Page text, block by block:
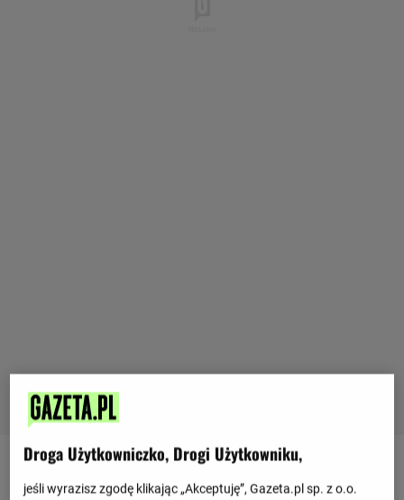
90+ 5'
William Saliba z Olympique Marsylia główkuje, jednak jest
Droga Użytkowniczko, Drogi Użytkowniku,
jeśli wyrazisz zgodę klikając „Akceptuję”, Gazeta.pl sp. z o.o.